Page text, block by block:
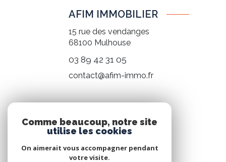
AFIM IMMOBILIER
15 rue des vendanges
68100 Mulhouse
03 89 42 31 05
contact@afim-immo.fr
Nous suivre
Comme beaucoup, notre site
utilise les cookies
On aimerait vous accompagner pendant
votre visite.